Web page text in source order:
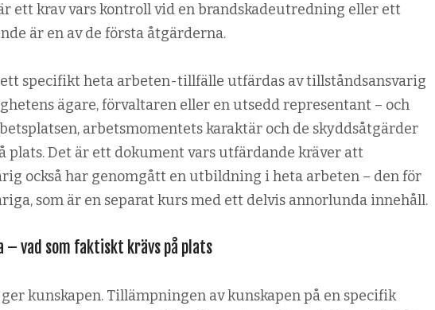
ett krav vars kontroll vid en brandskade­utredning eller ett
är en av de första åtgärderna.
specifikt heta arbeten-tillfälle utfärdas av tillståndsansvarig
ägare, förvaltaren eller en utsedd representant – och
arbetsmomentets karaktär och de skyddsåtgärder
plats. Det är ett dokument vars utfärdande kräver att
också har genomgått en utbildning i heta arbeten – den för
som är en separat kurs med ett delvis annorlunda innehåll.
– vad som faktiskt krävs på plats
kunskapen. Tillämpningen av kunskapen på en specifik